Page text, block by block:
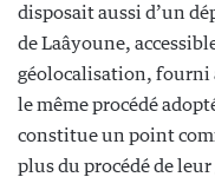
disposait aussi d’un
de Laâyoune,
géolocalisation,
le même procédé
constitue un point
plus du procédé de